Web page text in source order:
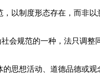
制度形态存在，而非以
规范的一种，法只调整
想活动、道德品德或观